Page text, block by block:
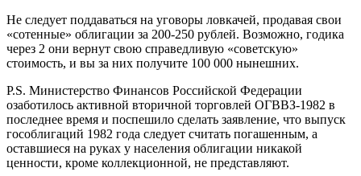
Не следует поддаваться на уговоры ловкачей, продавая свои
«сотенные» облигации за 200-250 рублей. Возможно, годика
через 2 они вернут свою справедливую «советскую»
стоимость, и вы за них получите 100 000 нынешних.
P.S. Министерство Финансов Российской Федерации
озаботилось активной вторичной торговлей ОГВВЗ-1982 в
последнее время и поспешило сделать заявление, что выпуск
гособлигаций 1982 года следует считать погашенным, а
оставшиеся на руках у населения облигации никакой
ценности, кроме коллекционной, не представляют.